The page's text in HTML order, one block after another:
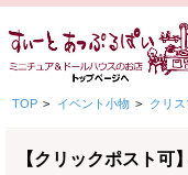
TOP > イベント小物 > クリス
【クリックポスト